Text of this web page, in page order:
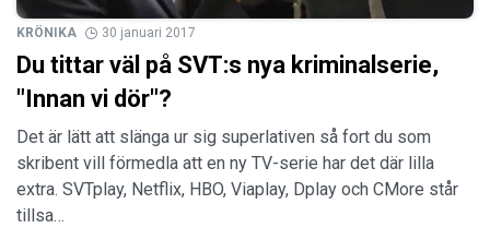
KRÖNIKA 30 januari 2017
Du tittar väl på SVT:s nya kriminalserie,
"Innan vi dör"?
Det är lätt att slänga ur sig superlativen så fort du som
skribent vill förmedla att en ny TV-serie har det där lilla
extra. SVTplay, Netflix, HBO, Viaplay, Dplay och CMore står
tillsa…